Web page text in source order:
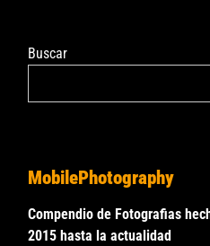
Buscar
MobilePhotography
Compendio de Fotografias
2015 hasta la actualidad